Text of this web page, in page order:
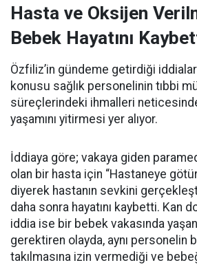
Hasta ve Oksijen
Bebek Hayatını
Özfiliz’in gündeme getirdiği
konusu sağlık personelinin tıbbi
süreçlerindeki ihmalleri
yaşamını yitirmesi yer alıyor.
İddiaya göre; vakaya giden
olan bir hasta için “Hastaneye
diyerek hastanın sevkini
daha sonra hayatını kaybetti. Kan
iddia ise bir bebek vakasında
gerektiren olayda, aynı personelin
takılmasına izin vermediği ve